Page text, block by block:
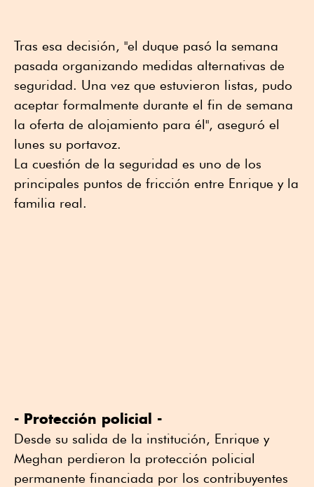
Tras esa decisión, "el duque pasó la semana
pasada organizando medidas alternativas de
seguridad. Una vez que estuvieron listas, pudo
aceptar formalmente durante el fin de semana
la oferta de alojamiento para él", aseguró el
lunes su portavoz.
La cuestión de la seguridad es uno de los
principales puntos de fricción entre Enrique y la
familia real.
- Protección policial -
Desde su salida de la institución, Enrique y
Meghan perdieron la protección policial
permanente financiada por los contribuyentes